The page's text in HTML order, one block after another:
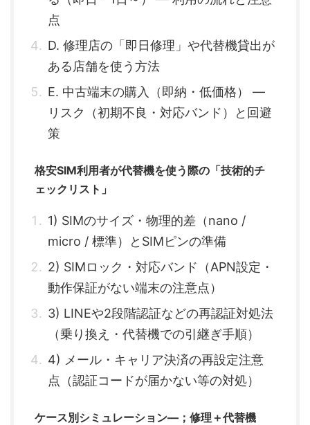
点
D. 修理店の「即日修理」や代替機貸出が
ある店舗を使う方法
E. 中古端末の購入（即納・低価格） —
リスク（初期不良・対応バンド）と回避
策
格安SIM利用者が代替機を使う際の「技術的チ
ェックリスト」
1) SIMのサイズ・物理的差（nano /
micro / 標準）とSIMピンの準備
2) SIMロック・対応バンド（APN設定・
動作保証がない端末の注意点）
3) LINEや2段階認証などの再認証対処法
（乗り換え・代替機での引継ぎ手順）
4) メール・キャリア決済の再設定注意
点（認証コードが届かない等の対処）
ケース別シミュレーション—；修理＋代替機